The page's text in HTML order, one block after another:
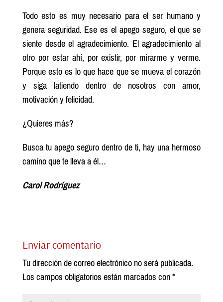
Todo esto es muy necesario para el ser humano y
genera seguridad. Ese es el apego seguro, el que se
siente desde el agradecimiento. El agradecimiento al
otro por estar ahí, por existir, por mirarme y verme.
Porque esto es lo que hace que se mueva el corazón
y siga latiendo dentro de nosotros con amor,
motivación y felicidad.
¿Quieres más?
Busca tu apego seguro dentro de ti, hay una hermoso
camino que te lleva a él…
Carol Rodríguez
Enviar comentario
Tu dirección de correo electrónico no será publicada.
Los campos obligatorios están marcados con*